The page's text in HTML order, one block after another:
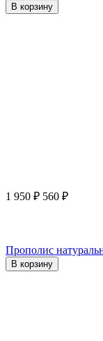
В корзину
1 950 ₽ 560 ₽
Прополис
В корзину